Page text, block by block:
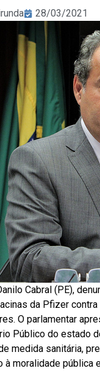
28/03/2021
Cabral (PE),
da Pfizer
O parlamentar
Público do estado
medida sanitária,
moralidade pública